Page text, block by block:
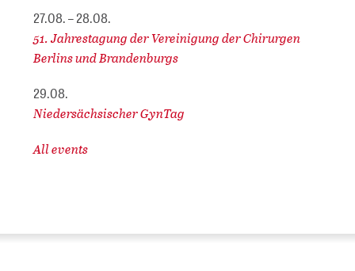
27.08. – 28.08.
51. Jahrestagung der Vereinigung der Chirurgen
Berlins und Brandenburgs
29.08.
Niedersächsischer GynTag
All events